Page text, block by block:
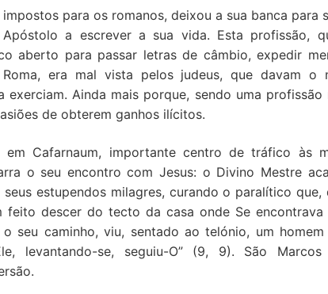
para os romanos, deixou a sua banca para
a escrever a sua vida. Esta profissão,
aberto para passar letras de câmbio, expedir
era mal vista pelos judeus, que davam o
exerciam. Ainda mais porque, sendo uma
de obterem ganhos ilícitos.
Cafarnaum, importante centro de tráfico às
o seu encontro com Jesus: o Divino Mestre
seus estupendos milagres, curando o paralítico
feito descer do tecto da casa onde Se
o seu caminho, viu, sentado ao telónio, um
Ele, levantando-se, seguiu-O” (9, 9). São